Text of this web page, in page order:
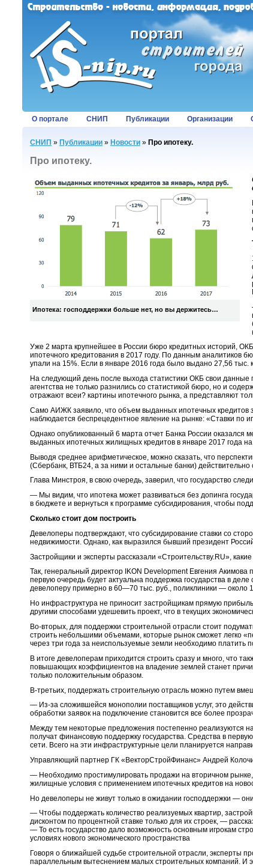
О портале СНИП Публикации Организации
СНИП » Публикации » Новости » Про ипотеку.
Про ипотеку.
Ипотека: господдержки больше нет, но вы держитесь…
Уже 2 марта крупнейшее в России бюро кредитных историй,
ипотечного кредитования в 2017 году. По данным аналитиков
упали на 15%. Если в январе 2016 года было выдано 27,56 тыс.
На следующий день после выхода статистики ОКБ свои
агентства не только разнились со статистикой бюро, но и
отражают всеи? картины ипотечного рынка, а представляют
Само АИЖК заявило, что объем выданных ипотечных кредитов
наблюдается беспрецедентное явление на рынке: «Ставки по
Однако опубликованный 6 марта отчет Банка России
выданных ипотечных жилищных кредитов в январе 2017 года
Выводя среднее арифметическое, можно сказать, что
(Сбербанк, ВТБ24, а за ними и остальные банки)
Глава Минстроя, в свою очередь, заверил, что государство
— Мы видим, что ипотека может развиваться без допинга
в бюджете и вернуться к программе субсидирования, чтобы
Сколько стоит дом построить
Девелоперы подтверждают, что субсидирование ставки со
недвижимости. Однако, как выразился бывший президент
Застройщики и эксперты рассказали «Строительству.RU»,
Так, генеральный директор IKON Development Евгения
первую очередь будет актуальна поддержка государства в
девелоперу примерно в 60—70 тыс. руб., поликлиники — около
Но инфраструктура не приносит застройщикам прямую
другими способами удешевить проект, что в текущих
Во-вторых, для поддержки строительной отрасли стоит
строить небольшими объемами, которые рынок сможет легко
через три года за неиспользуемые земли необходимо платить
В итоге девелоперам приходится строить сразу и много, что
повышающих коэффициентов на владение землей станет
только положительным образом.
В-третьих, поддержать строительную отрасль можно путем
— Из-за сложившейся монополии поставщиков услуг, это
обработки заявок на подключение становится все более
Между тем некоторые предложения постепенно реализуются
получат финансовую поддержку государства. Средства в
сети. Всего на эти инфраструктурные цели планируется
Управляющий партнер ГК «ВекторСтройФинанс» Андрей
— Необходимо простимулировать продажи на вторичном
жилищные условия с применением ипотечных кредитов на
Но девелоперы не живут только в ожидании господдержки —
— Чтобы поддержать количество реализуемых квартир,
дисконтом по процентной ставке только для их строек, —
— То есть государство дало возможность основным игрокам
условиях нового экономического пространства
Говоря о ближайшей судьбе строительной отрасли, эксперты
параллельным вытеснением малых строительных компаний. И